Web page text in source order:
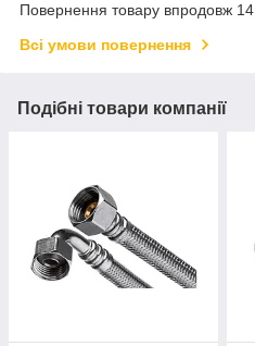
Повернення товару впродовж 14
Всі умови повернення
Подібні товари компанії